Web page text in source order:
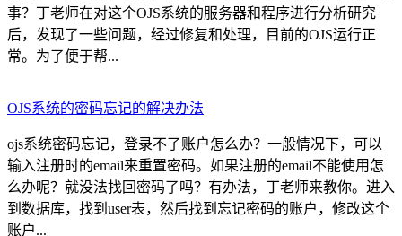
事？丁老师在对这个OJS系统的服务器和程序进行分析研究
后，发现了一些问题，经过修复和处理，目前的OJS运行正
常。为了便于帮...
OJS系统的密码忘记的解决办法
ojs系统密码忘记，登录不了账户怎么办？一般情况下，可以
输入注册时的email来重置密码。如果注册的email不能使用怎
么办呢？就没法找回密码了吗？有办法，丁老师来教你。进入
到数据库，找到user表，然后找到忘记密码的账户，修改这个
账户...